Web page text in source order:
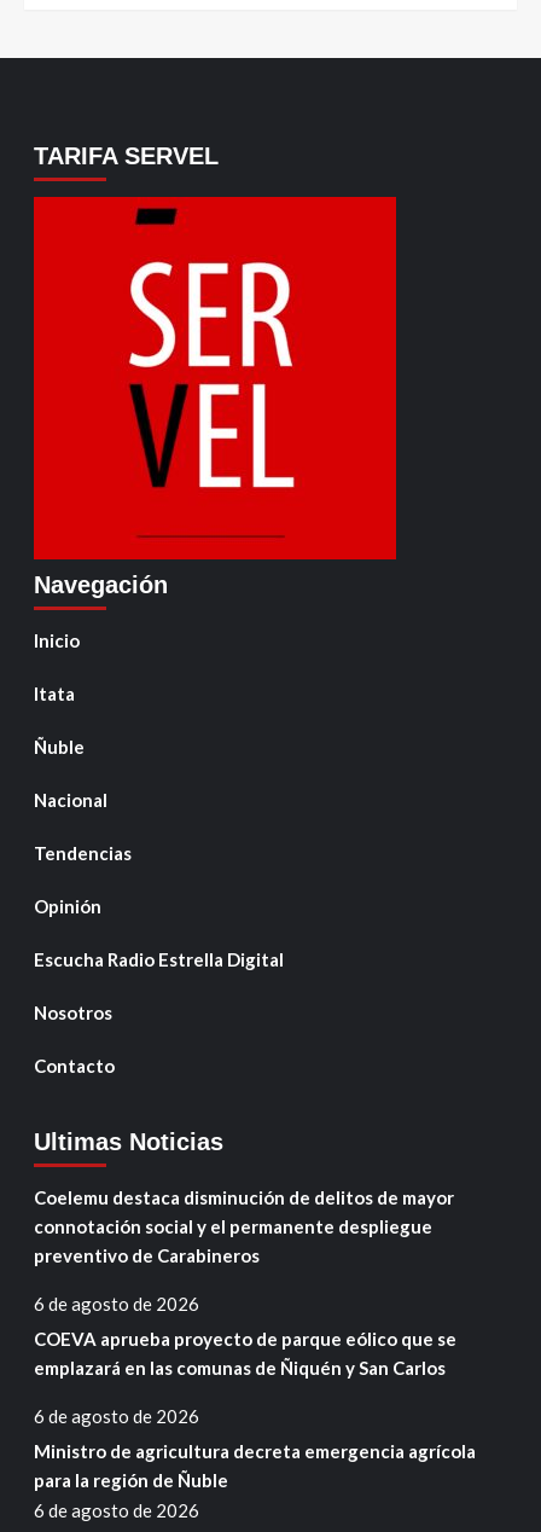
TARIFA SERVEL
Navegación
Inicio
Itata
Ñuble
Nacional
Tendencias
Opinión
Escucha Radio Estrella Digital
Nosotros
Contacto
Ultimas Noticias
Coelemu destaca disminución de delitos de mayor
connotación social y el permanente despliegue
preventivo de Carabineros
6 de agosto de 2026
COEVA aprueba proyecto de parque eólico que se
emplazará en las comunas de Ñiquén y San Carlos
6 de agosto de 2026
Ministro de agricultura decreta emergencia agrícola
para la región de Ñuble
6 de agosto de 2026